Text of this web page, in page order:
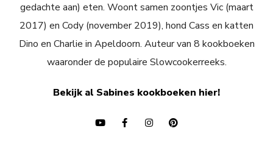
gedachte aan) eten. Woont samen zoontjes Vic (maart
2017) en Cody (november 2019), hond Cass en katten
Dino en Charlie in Apeldoorn. Auteur van 8 kookboeken
waaronder de populaire Slowcookerreeks.
Bekijk al Sabines kookboeken hier!